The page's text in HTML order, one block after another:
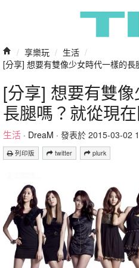
/ 享樂玩 / 生活 /
[分享] 想要有雙像少女時代一樣的
[分享] 想要有雙
長腿嗎？就從現
生活 · DreaM · 發表於 2015-03-02
列印版 twitter plurk